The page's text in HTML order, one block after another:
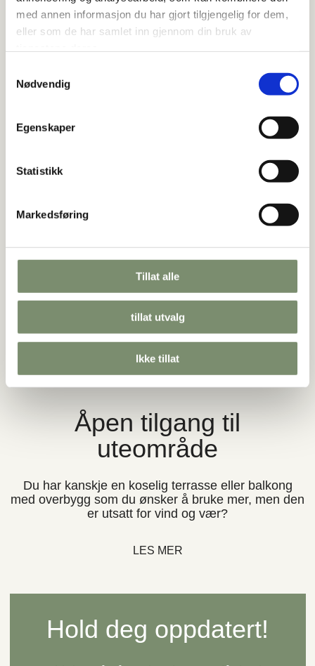
med annen informasjon du har gjort tilgjengelig for dem,
eller som de har samlet inn gjennom din bruk av
Nødvendig
Egenskaper
Statistikk
Markedsføring
Tillat alle
tillat utvalg
Ikke tillat
Skyvedører
Markedsledende system med rammeløse skyvbare
VIS PRODUKT
Åpen tilgang til
uteområde
Du har kanskje en koselig terrasse eller balkong
med overbygg som du ønsker å bruke mer, men den
er utsatt for vind og vær?
LES MER
Hold deg oppdatert!